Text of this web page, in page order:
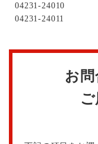
04231-24010
04231-24011
お